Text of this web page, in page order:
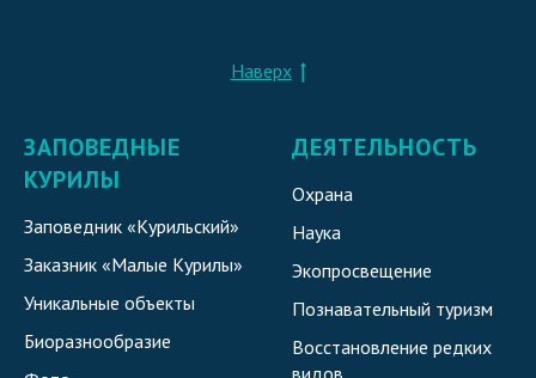
Наверх
ЗАПОВЕДНЫЕ
КУРИЛЫ
Заповедник «Курильский»
Заказник «Малые Курилы»
Уникальные объекты
Биоразнообразие
ДЕЯТЕЛЬНОСТЬ
Охрана
Наука
Экопросвещение
Познавательный туризм
Восстановление редких
видов